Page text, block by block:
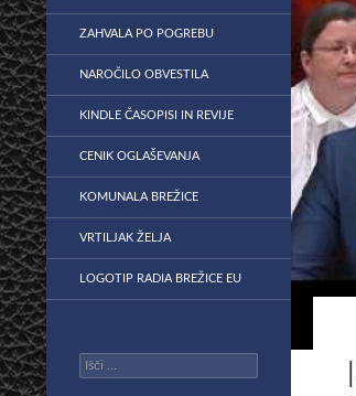
ZAHVALA PO POGREBU
NAROČILO OBVESTILA
KINDLE ČASOPISI IN REVIJE
CENIK OGLAŠEVANJA
KOMUNALA BREŽICE
VRTILJAK ŽELJA
LOGOTIP RADIA BREŽICE EU
Išči: